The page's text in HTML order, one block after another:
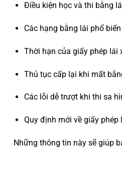
Điều kiện học và thi bằng
Các hạng bằng lái phổ
Thời hạn của giấy phép lái
Thủ tục cấp lại khi mất
Các lỗi dễ trượt khi thi sa
Quy định mới về giấy phép
Những thông tin này sẽ giúp